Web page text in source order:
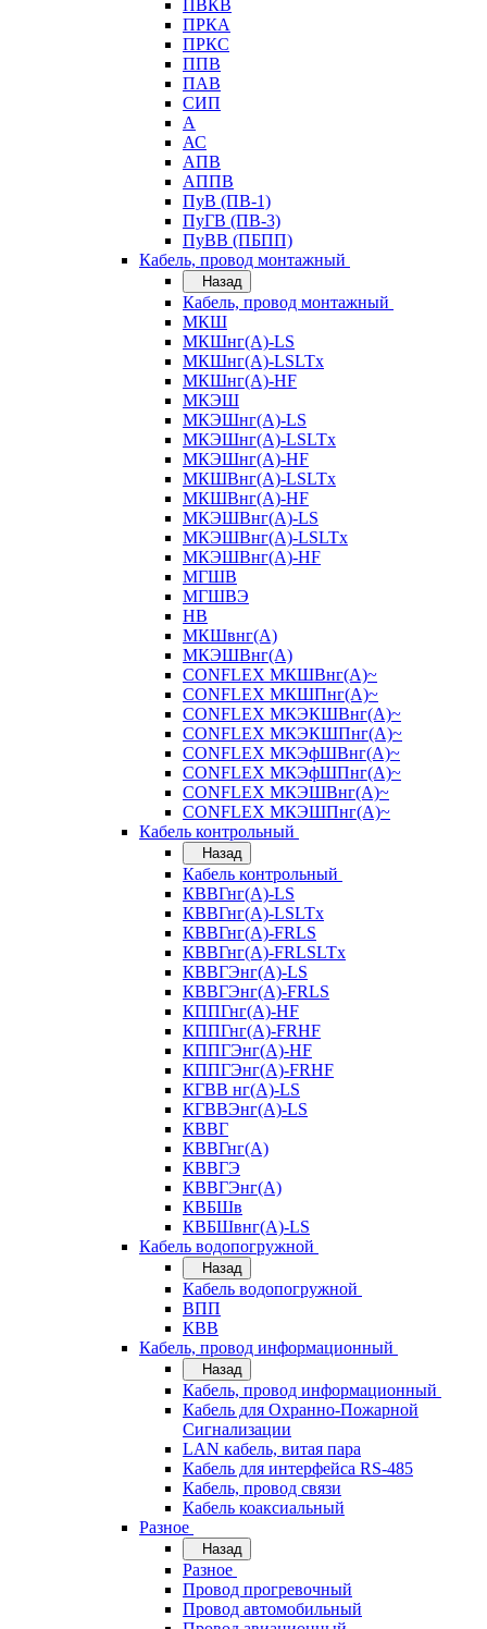
ПВКВ
ПРКА
ПРКС
ППВ
ПАВ
СИП
А
АС
АПВ
АППВ
ПуВ (ПВ-1)
ПуГВ (ПВ-3)
ПуВВ (ПБПП)
Кабель, провод монтажный
Назад
Кабель, провод монтажный
МКШ
МКШнг(А)-LS
МКШнг(А)-LSLTx
МКШнг(А)-HF
МКЭШ
МКЭШнг(А)-LS
МКЭШнг(А)-LSLTx
МКЭШнг(А)-HF
МКШВнг(A)-LSLTx
МКШВнг(А)-HF
МКЭШВнг(А)-LS
МКЭШВнг(A)-LSLTx
МКЭШВнг(А)-HF
МГШВ
МГШВЭ
НВ
МКШвнг(А)
МКЭШВнг(А)
CONFLEX МКШВнг(А)~
CONFLEX МКШПнг(А)~
CONFLEX МКЭКШВнг(А)~
CONFLEX МКЭКШПнг(А)~
CONFLEX МКЭфШВнг(А)~
CONFLEX МКЭфШПнг(А)~
CONFLEX МКЭШВнг(А)~
CONFLEX МКЭШПнг(А)~
Кабель контрольный
Назад
Кабель контрольный
КВВГнг(А)-LS
КВВГнг(А)-LSLTx
КВВГнг(А)-FRLS
КВВГнг(А)-FRLSLTx
КВВГЭнг(А)-LS
КВВГЭнг(А)-FRLS
КППГнг(А)-HF
КППГнг(А)-FRHF
КППГЭнг(А)-HF
КППГЭнг(А)-FRHF
КГВВ нг(А)-LS
КГВВЭнг(А)-LS
КВВГ
КВВГнг(А)
КВВГЭ
КВВГЭнг(А)
КВБШв
КВБШвнг(А)-LS
Кабель водопогружной
Назад
Кабель водопогружной
ВПП
КВВ
Кабель, провод информационный
Назад
Кабель, провод информационный
Кабель для Охранно-Пожарной
Сигнализации
LAN кабель, витая пара
Кабель для интерфейса RS-485
Кабель, провод связи
Кабель коаксиальный
Разное
Назад
Разное
Провод прогревочный
Провод автомобильный